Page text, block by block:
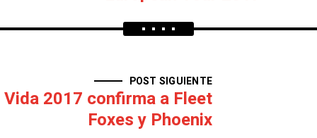
POST SIGUIENTE
Vida 2017 confirma a Fleet
Foxes y Phoenix